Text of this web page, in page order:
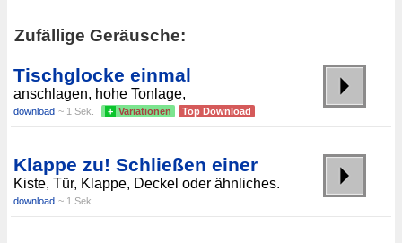
Zufällige Geräusche:
Tischglocke einmal
anschlagen, hohe Tonlage,
download ~ 1 Sek. + Variationen Top Download
Klappe zu! Schließen einer
Kiste, Tür, Klappe, Deckel oder ähnliches.
download ~ 1 Sek.